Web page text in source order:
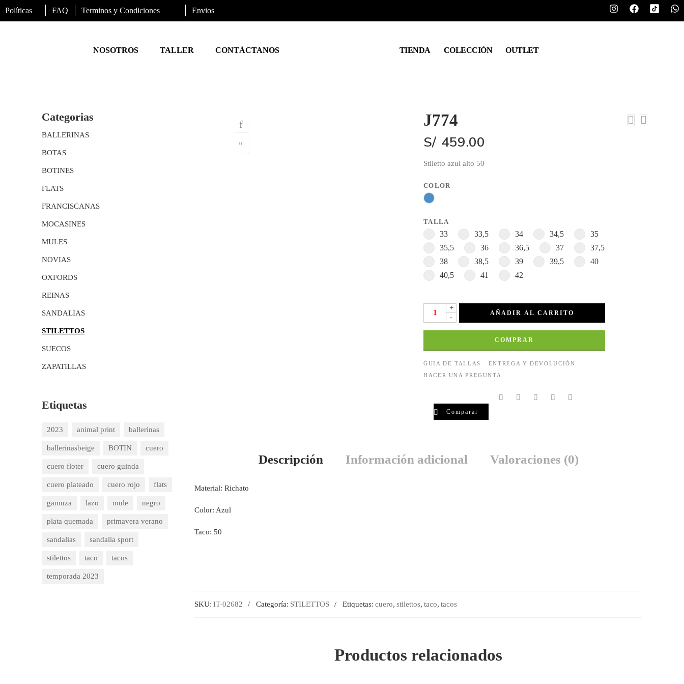
Políticas FAQ Terminos y Condiciones Envios
NOSOTROS TALLER CONTÁCTANOS TIENDA COLECCIÓN OUTLET
J774
S/ 459.00
Stiletto azul alto 50
COLOR
TALLA
33 33,5 34 34,5
35
35,5
36 36,5 37
37,5
38
38,5 39 39,5
40
40,5
41 42
+
-
AÑADIR AL CARRITO
COMPRAR
GUIA DE TALLAS
ENTREGA Y DEVOLUCIÓN
HACER UNA PREGUNTA
Comparar
Descripción Información adicional Valoraciones (0)
Material: Richato
Color: Azul
Taco: 50
SKU: IT-02682 Categoría: STILETTOS Etiquetas: cuero, stilettos, taco, tacos
Productos relacionados
Categorias
BALLERINAS
BOTAS
BOTINES
FLATS
FRANCISCANAS
MOCASINES
MULES
NOVIAS
OXFORDS
REINAS
SANDALIAS
STILETTOS
SUECOS
ZAPATILLAS
Etiquetas
2023 animal print ballerinas
ballerinasbeige BOTIN cuero
cuero floter cuero guinda
cuero plateado cuero rojo flats
gamuza lazo mule negro
plata quemada primavera verano
sandalias sandalia sport
stilettos taco tacos
temporada 2023